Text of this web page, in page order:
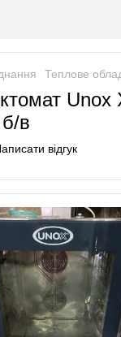
Теплове
Unox
б/в
відгук